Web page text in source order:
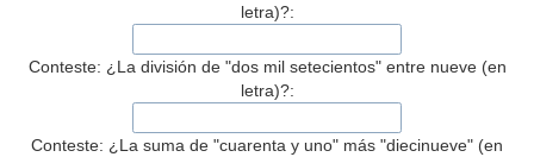
letra)?:
Conteste: ¿La división de "dos mil setecientos" entre nueve (en
letra)?:
Conteste: ¿La suma de "cuarenta y uno" más "diecinueve" (en